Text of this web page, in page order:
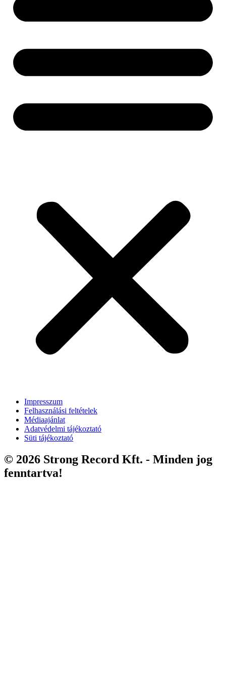
Impresszum
Felhasználási feltételek
Médiaajánlat
Adatvédelmi tájékoztató
Süti tájékoztató
© 2026 Strong Record Kft. - Minden jog
fenntartva!